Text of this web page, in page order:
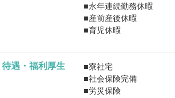
■永年連続勤務休暇
■産前産後休暇
待遇・福利厚生
■寮社宅
■社会保険完備
■労災保険